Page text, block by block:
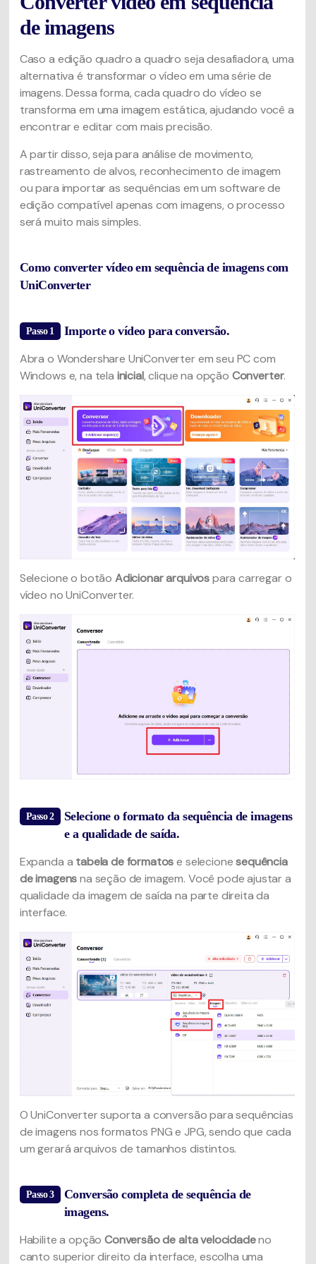
de imagens
Caso a edição quadro a quadro seja desafiadora, uma
alternativa é transformar o vídeo em uma série de
imagens. Dessa forma, cada quadro do vídeo se
transforma em uma imagem estática, ajudando você a
encontrar e editar com mais precisão.
A partir disso, seja para análise de movimento,
rastreamento de alvos, reconhecimento de imagem
ou para importar as sequências em um software de
edição compatível apenas com imagens, o processo
será muito mais simples.
Como converter vídeo em sequência de imagens com
UniConverter
Passo 1 Importe o vídeo para conversão.
Abra o Wondershare UniConverter em seu PC com
Windows e, na tela inicial, clique na opção Converter.
Selecione o botão Adicionar arquivospara carregar o
vídeo no UniConverter.
Passo 2
Selecione o formato da sequência de imagens
e a qualidade de saída.
Expanda a tabela de formatose selecionesequência
de imagensna seção de imagem. Você pode ajustar a
qualidade da imagem de saída na parte direita da
interface.
O UniConverter suporta a conversão para sequências
de imagens nos formatos PNG e JPG, sendo que cada
um gerará arquivos de tamanhos distintos.
Passo 3
Conversão completa de sequência de
imagens.
Habilite a opçãoConversão de alta velocidadeno
canto superior direito da interface, escolha uma